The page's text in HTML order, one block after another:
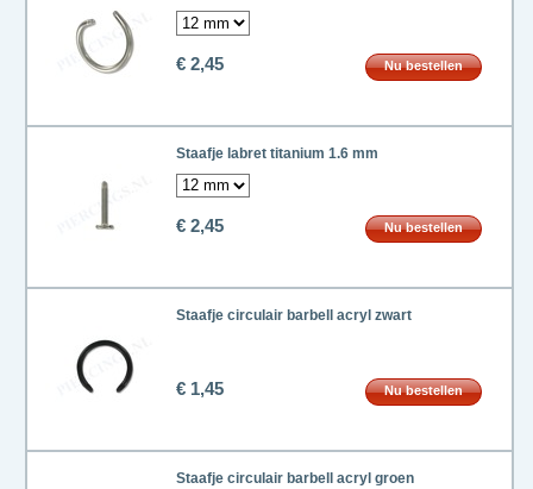
€ 2,45 Nu bestellen
Staafje labret titanium 1.6 mm
€ 2,45 Nu bestellen
Staafje circulair barbell acryl zwart
€ 1,45 Nu bestellen
Staafje circulair barbell acryl groen